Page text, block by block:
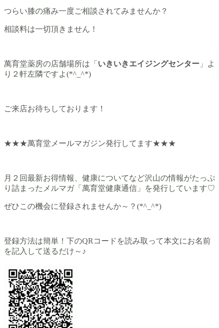
つらい膝の痛み一度ご相談されてみませんか？
相談料は一切頂きません！
萬育堂薬房の店舗場所は「 いきいきエイジングセンター 」よ
り２軒左隣ですよ(*^_^*)
ご来店お待ちしております！
★★★萬育堂メールマガジン発行してます★★★
月２回最新お得情報、健康についてなど沢山の情報がたっぷ
り詰まったメルマガ「萬育堂健康通信」を発行しています♡
ぜひこの機会に登録されませんか～？(*^_^*)
登録方法は簡単！下のQRコードを読み取って本文にお名前
を記入して送るだけ～♪